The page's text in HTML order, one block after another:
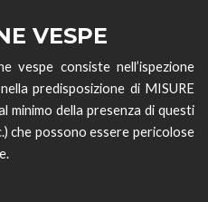
VESPE
vespe consiste nell’ispezione
predisposizione di MISURE
minimo della presenza di questi
che possono essere pericolose